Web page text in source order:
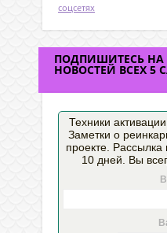
соцсетях
ПОДПИШИТЕСЬ
НОВОСТЕЙ ВСЕХ 5
Техники
Заметки о
проекте. Рассылка
10 дней. Вы